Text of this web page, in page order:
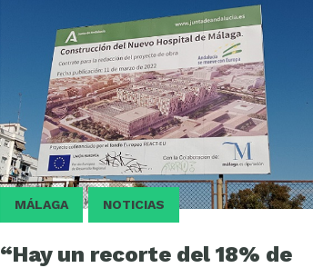
MÁLAGA NOTICIAS
“Hay un recorte del 18% de